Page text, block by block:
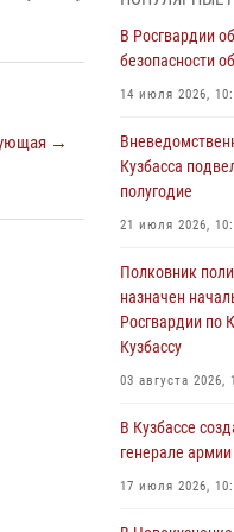
→
Генерал-
специалистов
подразделений
С 1 сентября
федеральный
Росгвардейцы
виновника
кемеровчанину
06 августа 2026,
Росгвардейцы
повредившего
06 августа 2026,
В Росгвардии
безопасности
14 июля 2026,
Кузбасса
полугодие
21 июля 2026,
Полковник
назначен
Росгвардии по
Кузбассу
03 августа 2026,
В Кузбассе
генерале
17 июля 2026,